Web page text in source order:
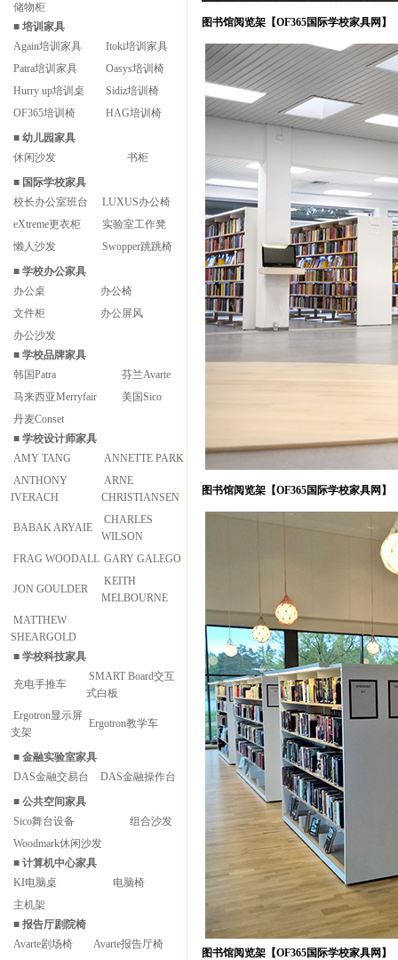
储物柜
■ 培训家具
Again培训家具
Itoki培训家具
Patra培训家具
Oasys培训椅
Hurry up培训桌
Sidiz培训椅
OF365培训椅
HAG培训椅
■ 幼儿园家具
休闲沙发
书柜
■ 国际学校家具
校长办公室班台
LUXUS办公椅
eXtreme更衣柜
实验室工作凳
懒人沙发
Swopper跳跳椅
■ 学校办公家具
办公桌
办公椅
文件柜
办公屏风
办公沙发
■ 学校品牌家具
韩国Patra
芬兰Avarte
马来西亚Merryfair
美国Sico
丹麦Conset
■ 学校设计师家具
AMY TANG
ANNETTE PARK
ANTHONY
IVERACH
ARNE
CHRISTIANSEN
BABAK ARYAIE
CHARLES
WILSON
FRAG WOODALL GARY GALEGO
JON GOULDER
KEITH
MELBOURNE
MATTHEW
SHEARGOLD
■ 学校科技家具
充电手推车
SMART Board交互
式白板
Ergotron显示屏
支架
Ergotron教学车
■ 金融实验室家具
DAS金融交易台
DAS金融操作台
■ 公共空间家具
Sico舞台设备
组合沙发
Woodmark休闲沙发
■ 计算机中心家具
KI电脑桌
电脑椅
主机架
■ 报告厅剧院椅
Avarte剧场椅
Avarte报告厅椅
图书馆阅览架【OF365国际学校家具网】
图书馆阅览架【OF365国际学校家具网】
图书馆阅览架【OF365国际学校家具网】